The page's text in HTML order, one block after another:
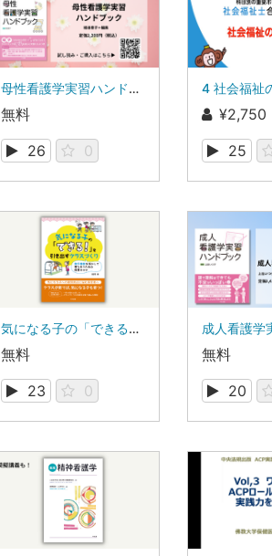
母性看護学実習ハンドブック 内容紹介！
無料
26
0
4 社会福祉
¥2,750
25
気になる子の「できる！」を引き出すクラスづくり 実行機能を活かして育ち合うための保育のコツ
無料
23
0
無料
20